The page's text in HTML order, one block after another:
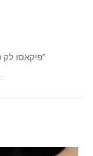
Be the first to review “פיקאסו לק פיקאסו לק גוון 288”